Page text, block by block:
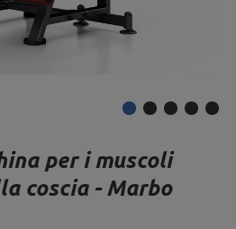
per i muscoli
coscia - Marbo